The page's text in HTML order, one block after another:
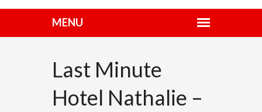
Last Minute
Hotel Nathalie –